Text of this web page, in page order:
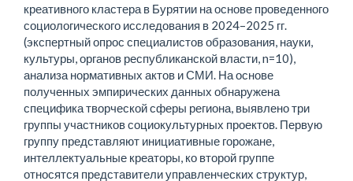
креативного кластера в Бурятии на основе проведенного
социологического исследования в 2024–2025 гг.
(экспертный опрос специалистов образования, науки,
культуры, органов республиканской власти, n=10),
анализа нормативных актов и СМИ. На основе
полученных эмпирических данных обнаружена
специфика творческой сферы региона, выявлено три
группы участников социокультурных проектов. Первую
группу представляют инициативные горожане,
интеллектуальные креаторы, ко второй группе
относятся представители управленческих структур,